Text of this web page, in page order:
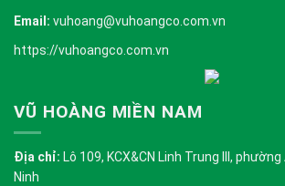
Email: vuhoang@vuhoangco.com.vn
https://vuhoangco.com.vn
VŨ HOÀNG MIỀN NAM
Địa chỉ: Lô 109, KCX&CN Linh Trung III,
Ninh